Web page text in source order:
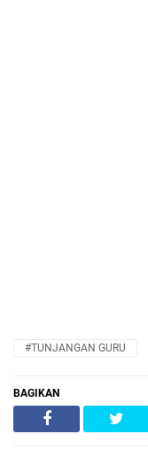
#TUNJANGAN GURU
BAGIKAN